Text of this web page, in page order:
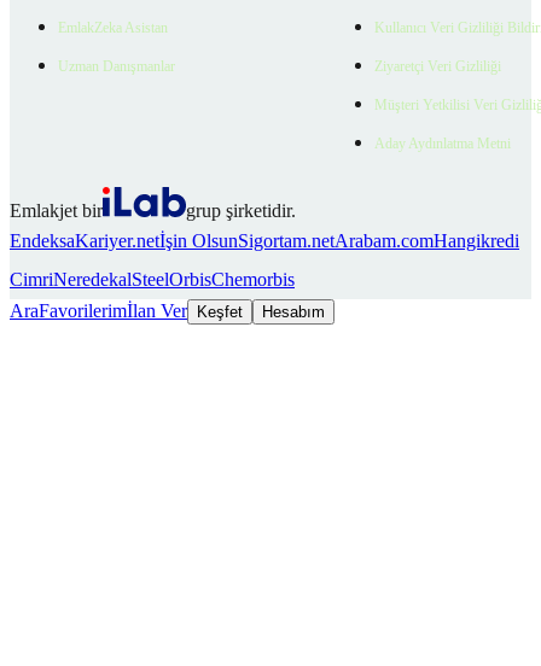
EmlakZeka Asistan
Uzman Danışmanlar
Kullanıcı Veri Gizliliği
Ziyaretçi Veri Gizliliği
Müşteri Yetkilisi Veri
Aday Aydınlatma Metni
Emlakjet bir
grup şirketidir.
EndeksaKariyer.netİşin OlsunSigortam.netArabam.comHangikredi
CimriNeredekalSteelOrbisChemorbis
AraFavorilerimİlan Ver Keşfet Hesabım